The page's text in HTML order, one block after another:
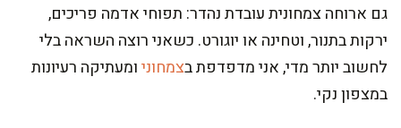
גם ארוחה צמחונית עובדת נהדר: תפוחי אדמה פריכים,
ירקות בתנור, וטחינה או יוגורט. כשאני רוצה השראה בלי
לחשוב יותר מדי, אני מדפדפת בצמחוניומעתיקה רעיונות
במצפון נקי.